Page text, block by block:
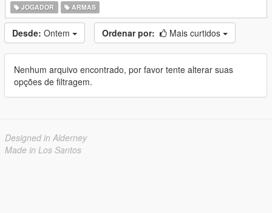
JOGADOR
ARMAS
Desde: Ontem Ordenar por: Mais curtidos
Nenhum arquivo encontrado, por favor tente alterar suas
opções de filtragem.
Designed in Alderney
Made in Los Santos